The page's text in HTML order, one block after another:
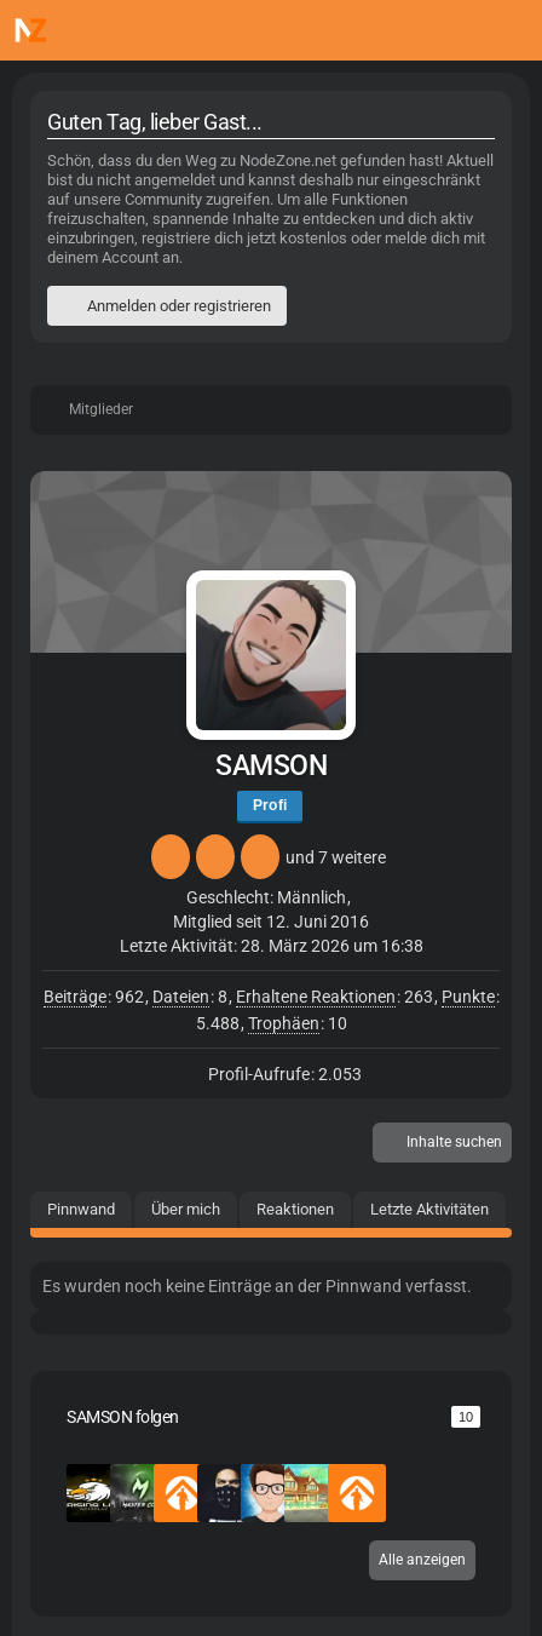
Guten Tag, lieber Gast...
Schön, dass du den Weg zu NodeZone.net gefunden hast! Aktuell
bist du nicht angemeldet und kannst deshalb nur eingeschränkt
auf unsere Community zugreifen. Um alle Funktionen
freizuschalten, spannende Inhalte zu entdecken und dich aktiv
einzubringen, registriere dich jetzt kostenlos oder melde dich mit
deinem Account an.
Anmelden oder registrieren
Mitglieder
SAMSON
Profi
und 7 weitere
Geschlecht: Männlich
Mitglied seit 12. Juni 2016
Letzte Aktivität:28. März 2026 um 16:38
Beiträge 962 Dateien 8 Erhaltene Reaktionen 263 Punkte
5.488 Trophäen 10
Profil-Aufrufe 2.053
Inhalte suchen
Pinnwand Über mich Reaktionen Letzte Aktivitäten
Es wurden noch keine Einträge an der Pinnwand verfasst.
SAMSON folgen 10
Alle anzeigen